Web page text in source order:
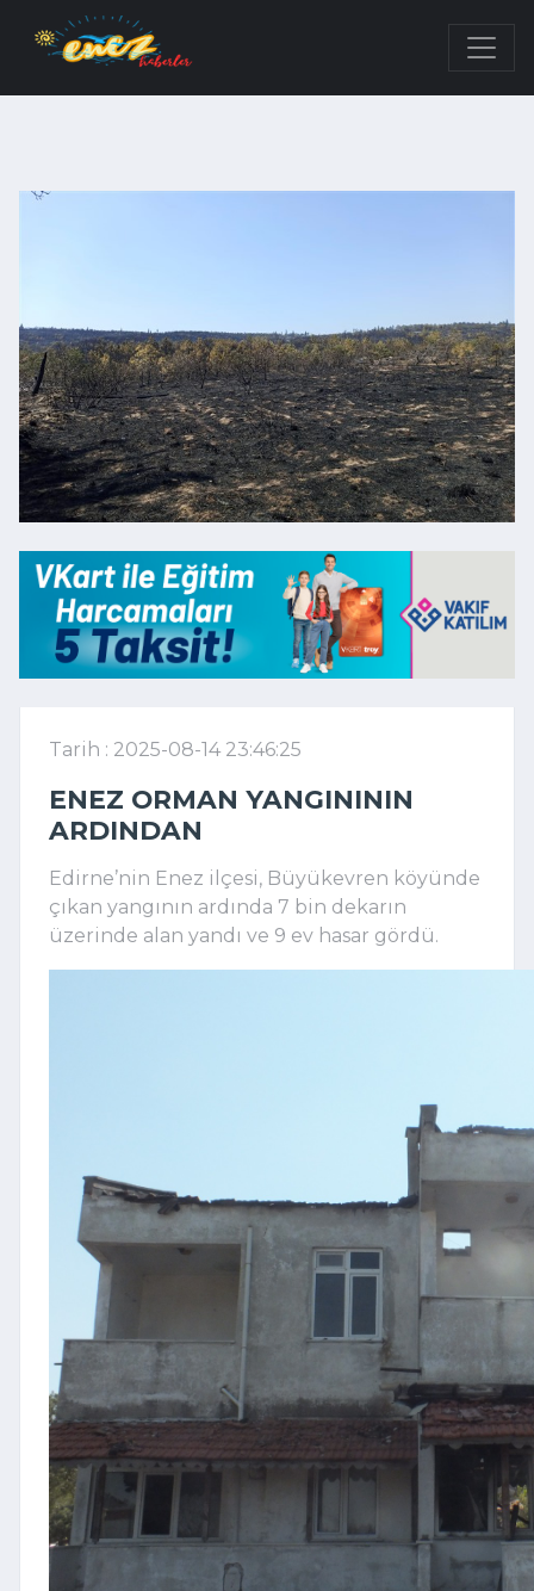
Tarih : 2025-08-14 23:46:25
ENEZ ORMAN YANGINININ
ARDINDAN
Edirne’nin Enez ilçesi, Büyükevren köyünde
çıkan yangının ardında 7 bin dekarın
üzerinde alan yandı ve 9 ev hasar gördü.